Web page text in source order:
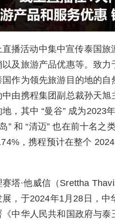
直播活动中集中宣传泰国
及旅游产品优惠等。致
国作为领先旅游目的地的
由携程集团副总裁孙天
，其中 “曼谷” 成为2023
” 和 “清迈” 也在前十名
，携程预计在整个
塔·他威信（Srettha
，于2024年1月28日，
中华人民共和国政府与